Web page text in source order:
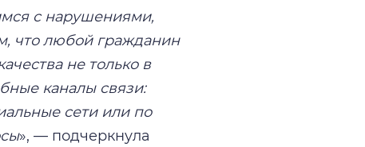
с нарушениями,
что любой гражданин
не только в
каналы связи:
сети или по
», — подчеркнула